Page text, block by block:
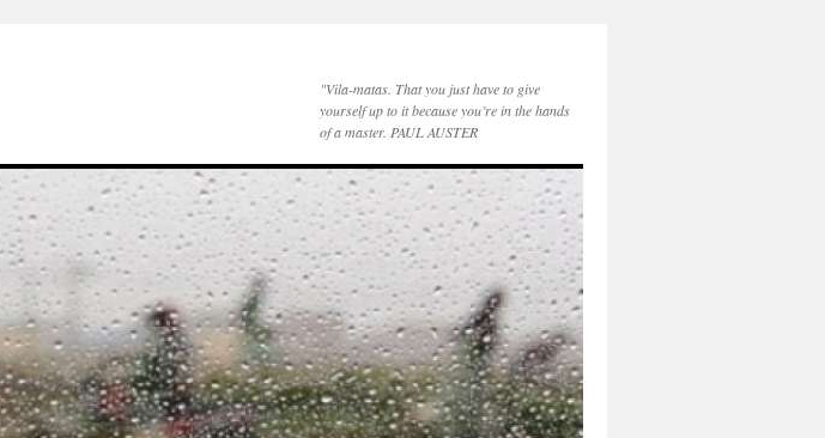
"Vila-matas. That you just have to give
yourself up to it because you’re in the hands
of a master. PAUL AUSTER